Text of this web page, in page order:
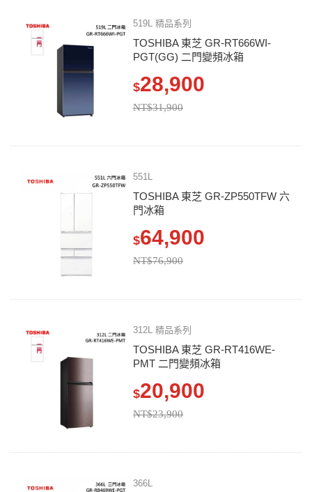
519L 精品系列
TOSHIBA 東芝 GR-RT666WI-
PGT(GG) 二門變頻冰箱
$28,900
NT$31,900
551L
TOSHIBA 東芝 GR-ZP550TFW 六
門冰箱
$64,900
NT$76,900
312L 精品系列
TOSHIBA 東芝 GR-RT416WE-
PMT 二門變頻冰箱
$20,900
NT$23,900
366L